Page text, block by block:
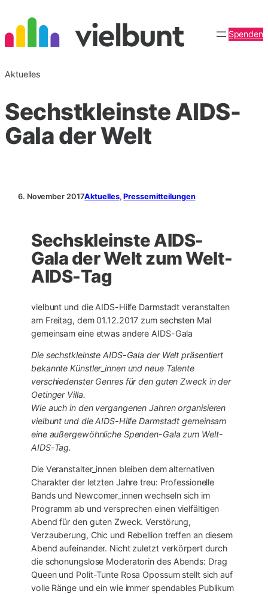
Inhalt
springen
Spenden
Aktuelles
Sechstkleinste AIDS-
Gala der Welt
6. November 2017Aktuelles, Pressemitteilungen
Sechskleinste AIDS-
Gala der Welt zum Welt-
AIDS-Tag
vielbunt und die AIDS-Hilfe Darmstadt veranstalten
am Freitag, dem 01.12.2017 zum sechsten Mal
gemeinsam eine etwas andere AIDS-Gala
Die sechstkleinste AIDS-Gala der Welt präsentiert
bekannte Künstler_innen und neue Talente
verschiedenster Genres für den guten Zweck in der
Oetinger Villa.
Wie auch in den vergangenen Jahren organisieren
vielbunt und die AIDS-Hilfe Darmstadt gemeinsam
eine außergewöhnliche Spenden-Gala zum Welt-
AIDS-Tag.
Die Veranstalter_innen bleiben dem alternativen
Charakter der letzten Jahre treu: Professionelle
Bands und Newcomer_innen wechseln sich im
Programm ab und versprechen einen vielfältigen
Abend für den guten Zweck. Verstörung,
Verzauberung, Chic und Rebellion treffen an diesem
Abend aufeinander. Nicht zuletzt verkörpert durch
die schonungslose Moderatorin des Abends: Drag
Queen und Polit-Tunte Rosa Opossum stellt sich auf
volle Ränge und ein wie immer spendables Publikum